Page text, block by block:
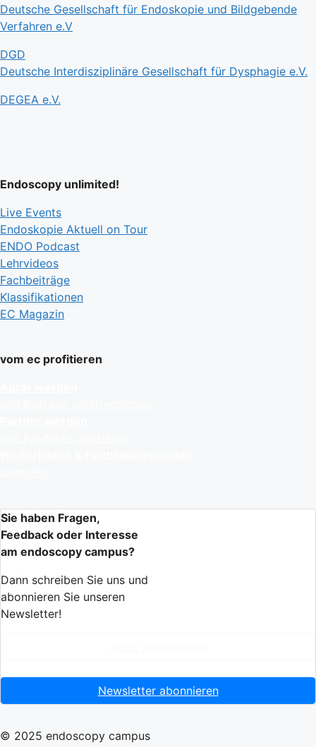
Deutsche Gesellschaft für Endoskopie und Bildgebende
Verfahren e.V
DGD
Deutsche Interdisziplinäre Gesellschaft für Dysphagie e.V.
DEGEA e.V.
Endoscopy unlimited!
Live Events
Endoskopie Aktuell on Tour
ENDO Podcast
Lehrvideos
Fachbeiträge
Klassifikationen
EC Magazin
vom ec profitieren
Sie haben Fragen,
Feedback oder Interesse
am endoscopy campus?
Dann schreiben Sie uns und
abonnieren Sie unseren
Newsletter!
Newsletter abonnieren
© 2025 endoscopy campus